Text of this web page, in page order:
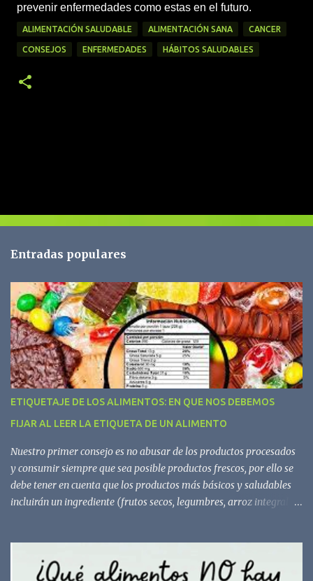
prevenir enfermedades como estas en el futuro.
ALIMENTACIÓN SALUDABLE ALIMENTACIÓN SANA CANCER
CONSEJOS ENFERMEDADES HÁBITOS SALUDABLES
n
r
i
o
s
Entradas populares
ETIQUETAJE DE LOS ALIMENTOS: EN QUE NOS DEBEMOS
FIJAR AL LEER LA ETIQUETA DE UN ALIMENTO
Nuestro primer consejo es no abusar de los productos procesados
y consumir siempre que sea posible productos frescos, por ello se
debe tener en cuenta que los productos más básicos y saludables
incluirán un ingrediente (frutos secos, legumbres, arroz integral,
ingredientes nada recomendables, como harinas refinadas, azúcar